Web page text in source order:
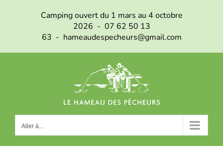
Camping ouvert du 1 mars au 4 octobre
2026 - 07 62 50 13
63 - hameaudespecheurs@gmail.com
Aller à...